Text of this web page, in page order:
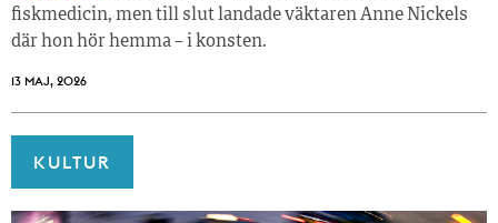
fiskmedicin, men till slut landade väktaren Anne Nickels
där hon hör hemma – i konsten.
13 MAJ, 2026
KULTUR